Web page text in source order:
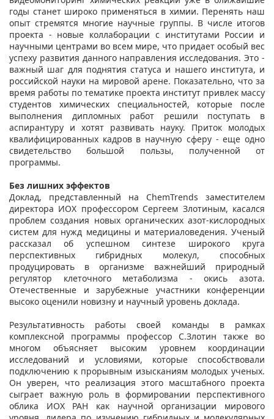
годы станет широко применяться в химии. Перенять наш
опыт стремятся многие научные группы. В числе итогов
проекта - новые коллаборации с институтами России и
научными центрами во всем мире, что придает особый вес
успеху развития данного направления исследования. Это -
важный шаг для поднятия статуса и нашего института, и
российской науки на мировой арене. Показательно, что за
время работы по тематике проекта институт привлек массу
студентов химических специальностей, которые после
выполнения дипломных работ решили поступать в
аспирантуру и хотят развивать науку. Приток молодых
квалифицированных кадров в научную сферу - еще одно
свидетельство большой пользы, полученной от
программы.
Без лишних эффектов
Доклад, представленный на ChemTrends заместителем
директора ИОХ профессором Сергеем Злотиным, касался
проблем создания новых органических азот-кислородных
систем для нужд медицины и материаловедения. Ученый
рассказал об успешном синтезе широкого круга
перспективных гибридных молекул, способных
продуцировать в организме важнейший природный
регулятор клеточного метаболизма - окись азота.
Отечественные и зарубежные участники конференции
высоко оценили новизну и научный уровень доклада.
Результативность работы своей команды в рамках
комплексной программы профессор С.Злотин также во
многом объясняет высоким уровнем координации
исследований и условиями, которые способствовали
подключению к прорывным изысканиям молодых ученых.
Он уверен, что реализация этого масштабного проекта
сыграет важную роль в формировании перспективного
облика ИОХ РАН как научной организации мирового